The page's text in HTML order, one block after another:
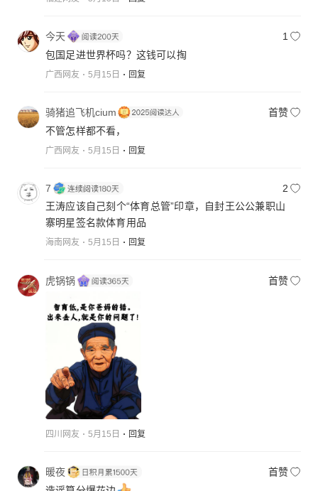
今天
1
包国足进世界杯吗？这钱可以掏
广西网友 5月15日 回复
骑猪追飞机cium
首赞
不管怎样都不看，
广西网友 5月15日 回复
7
2
王涛应该自己刻个“体育总管”印章，自封王公公兼职山
寨明星签名款体育用品
海南网友 5月15日 回复
虎锅锅 首赞
四川网友 5月15日 回复
暖夜
首赞